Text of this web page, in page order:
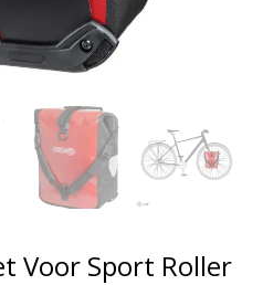
Voor Sport Roller